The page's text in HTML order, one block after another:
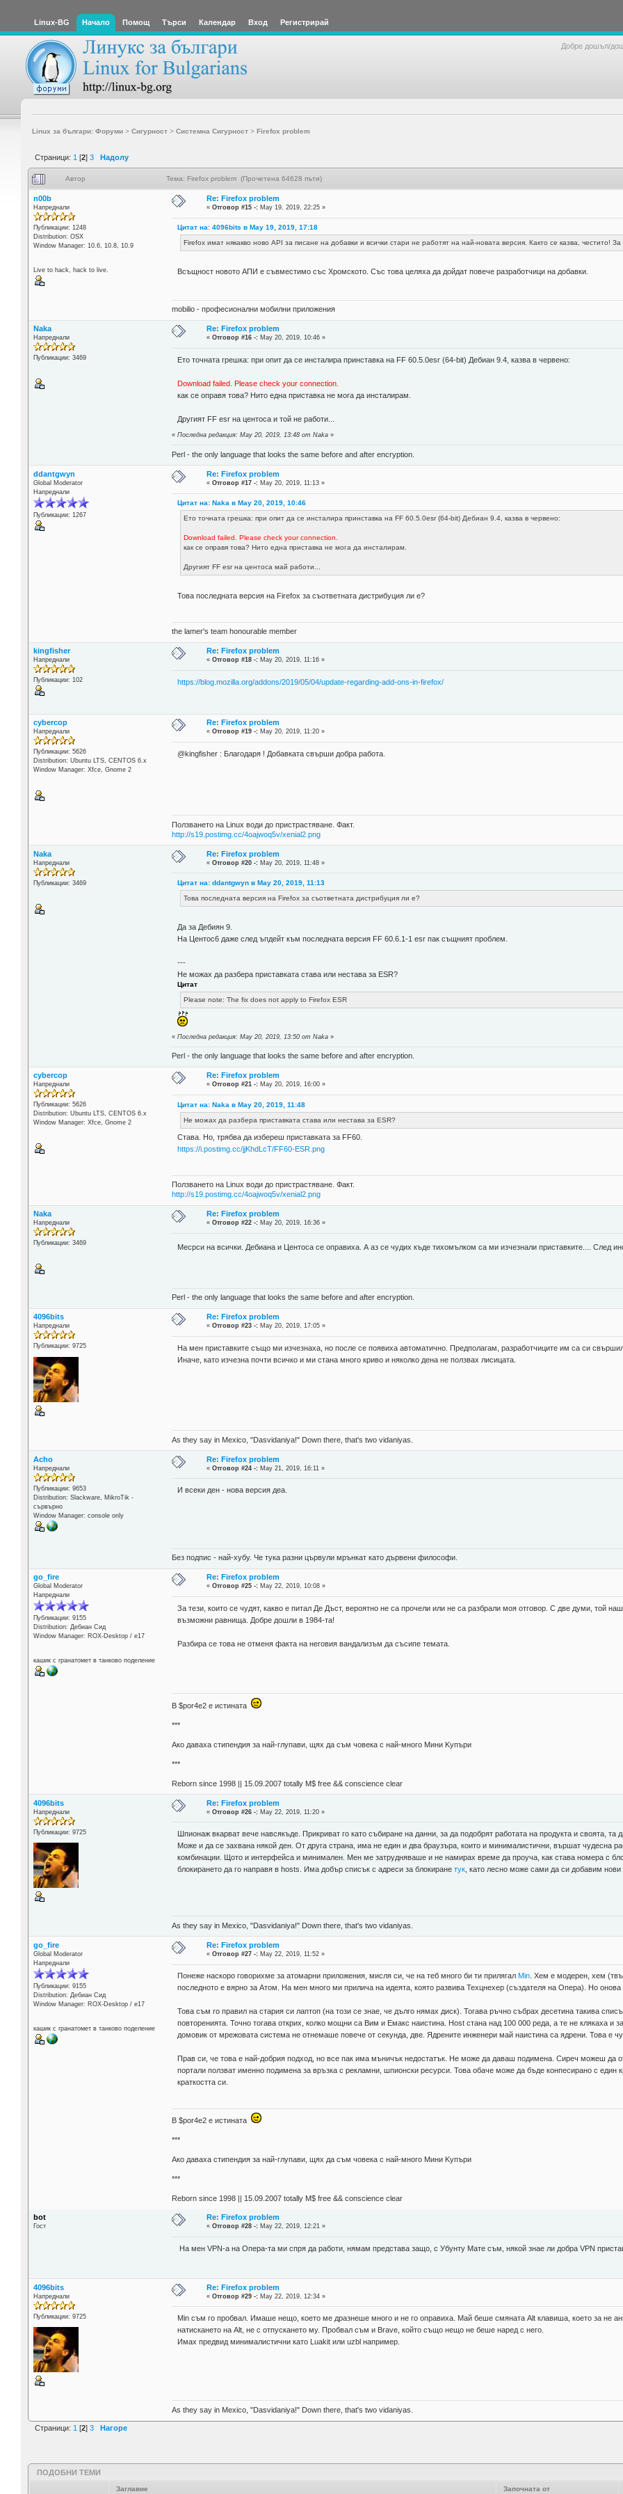
Linux-BG Начало Помощ Търси Календар Вход Регистрирай
Добре дошъл/
Linux за българи: Форуми> Сигурност> Системна Сигурност> Firefox problem
Страници: 1 [2] 3 Надолу
Автор Тема: Firefox problem (Прочетена 64628 пъти)
n00b
Напреднали
Публикации: 1248
Distribution: OSX
Window Manager: 10.6, 10.8, 10.9
Live to hack, hack to live.
Re: Firefox problem
«Отговор #15 -: May 19, 2019, 22:25 »
Цитат на: 4096bits в May 19, 2019, 17:18
Firefox имат някакво ново API за писане на добавки и всички стари не работят на най-новата версия. Както се казва, честито!
Всъщност новото АПИ е съвместимо със Хромското. Със това целяха да дойдат повече разработчици на добавки.
mobilio - професионални мобилни приложения
Naka
Напреднали
Публикации: 3469
Re: Firefox problem
«Отговор #16 -: May 20, 2019, 10:46 »
Ето точната грешка: при опит да се инсталира принставка на FF 60.5.0esr (64-bit) Дебиан 9.4, казва в червено:
Download failed. Please check your connection.
как се оправя това? Нито една приставка не мога да инсталирам.
Другият FF esr на центоса и той не работи...
«Последна редакция: May 20, 2019, 13:48 от Naka »
Perl - the only language that looks the same before and after encryption.
ddantgwyn
Global Moderator
Напреднали
Публикации: 1267
Re: Firefox problem
«Отговор #17 -: May 20, 2019, 11:13 »
Цитат на: Naka в May 20, 2019, 10:46
Ето точната грешка: при опит да се инсталира принставка на FF 60.5.0esr (64-bit) Дебиан 9.4, казва в червено:
Download failed. Please check your connection.
как се оправя това? Нито една приставка не мога да инсталирам.
Другият FF esr на центоса май работи...
Това последната версия на Firefox за съответната дистрибуция ли е?
the lamer's team honourable member
kingfisher
Напреднали
Публикации: 102
Re: Firefox problem
«Отговор #18 -: May 20, 2019, 11:16 »
https://blog.mozilla.org/addons/2019/05/04/update-regarding-add-ons-in-firefox/
cybercop
Напреднали
Публикации: 5626
Distribution: Ubuntu LTS, CENTOS 6.x
Window Manager: Xfce, Gnome 2
Re: Firefox problem
«Отговор #19 -: May 20, 2019, 11:20 »
@kingfisher : Благодаря ! Добавката свърши добра работа.
Ползването на Linux води до пристрастяване. Факт.
http://s19.postimg.cc/4oajwoq5v/xenial2.png
Naka
Напреднали
Публикации: 3469
Re: Firefox problem
«Отговор #20 -: May 20, 2019, 11:48 »
Цитат на: ddantgwyn в May 20, 2019, 11:13
Това последната версия на Firefox за съответната дистрибуция ли е?
Да за Дебиян 9.
На Центос6 даже след ъпдейт към последната версия FF 60.6.1-1 esr пак същният проблем.
---
Не можах да разбера приставката става или нестава за ESR?
Цитат
Please note: The fix does not apply to Firefox ESR
«Последна редакция: May 20, 2019, 13:50 от Naka »
Perl - the only language that looks the same before and after encryption.
cybercop
Напреднали
Публикации: 5626
Distribution: Ubuntu LTS, CENTOS 6.x
Window Manager: Xfce, Gnome 2
Re: Firefox problem
«Отговор #21 -: May 20, 2019, 16:00 »
Цитат на: Naka в May 20, 2019, 11:48
Не можах да разбера приставката става или нестава за ESR?
Става. Но, трябва да избереш приставката за FF60.
https://i.postimg.cc/jjKhdLcT/FF60-ESR.png
Ползването на Linux води до пристрастяване. Факт.
http://s19.postimg.cc/4oajwoq5v/xenial2.png
Naka
Напреднали
Публикации: 3469
Re: Firefox problem
«Отговор #22 -: May 20, 2019, 16:36 »
Месрси на всички. Дебиана и Центоса се оправиха. А аз се чудих къде тихомълком са ми изчезнали приставките.... След
Perl - the only language that looks the same before and after encryption.
4096bits
Напреднали
Публикации: 9725
Re: Firefox problem
«Отговор #23 -: May 20, 2019, 17:05 »
На мен приставките също ми изчезнаха, но после се появиха автоматично. Предполагам, разработчиците им са си
Иначе, като изчезна почти всичко и ми стана много криво и няколко дена не ползвах лисицата.
As they say in Mexico, "Dasvidaniya!" Down there, that's two vidaniyas.
Acho
Напреднали
Публикации: 9653
Distribution: Slackware, MikroTik -
сървърно
Window Manager: console only
Re: Firefox problem
«Отговор #24 -: May 21, 2019, 16:11 »
И всеки ден - нова версия деа.
Без подпис - най-хубу. Че тука разни цървули мрънкат като дървени философи.
go_fire
Global Moderator
Напреднали
Публикации: 9155
Distribution: Дебиан Сид
Window Manager: ROX-Desktop / е17
кашик с гранатомет в танково поделение
Re: Firefox problem
«Отговор #25 -: May 22, 2019, 10:08 »
За тези, които се чудят, какво е питал Де Дъст, вероятно не са прочели или не са разбрали моя отговор. С две думи, той
възможни равнища. Добре дошли в 1984-та!
Разбира се това не отменя факта на неговия вандализъм да съсипе темата.
В $por4e2 e истината
***
Aко даваха стипендия за най-глупави, щях да съм човека с най-много Mини Kупъри
***
Reborn since 1998 || 15.09.2007 totally М$ free && conscience clear
4096bits
Напреднали
Публикации: 9725
Re: Firefox problem
«Отговор #26 -: May 22, 2019, 11:20 »
Шпионаж вкарват вече навсякъде. Прикриват го като събиране на данни, за да подобрят работата на продукта и своята,
Може и да се захвана някой ден. От друга страна, има не един и два браузъра, които и минималистични, вършат чудесна
комбинации. Щото и интерфейса и минимален. Мен ме затрудняваше и не намирах време да проуча, как става номера с
блокирането да го направя в hosts. Има добър списък с адреси за блокиранетук , като лесно може сами да си добавим нови
As they say in Mexico, "Dasvidaniya!" Down there, that's two vidaniyas.
go_fire
Global Moderator
Напреднали
Публикации: 9155
Distribution: Дебиан Сид
Window Manager: ROX-Desktop / е17
кашик с гранатомет в танково поделение
Re: Firefox problem
«Отговор #27 -: May 22, 2019, 11:52 »
Понеже наскоро говорихме за атомарни приложения, мисля си, че на теб много би ти прилягалMin . Хем е модерен, хем
последното е вярно за Атом. На мен много ми прилича на идеята, която развива Техцнехер (създателя на Опера). Но онова
Това съм го правил на стария си лаптоп (на този се знае, че дълго нямах диск). Тогава ръчно събрах десетина такива
повторенията. Точно тогава открих, колко мощни са Вим и Емакс наистина. Host стана над 100 000 реда, а те не клякаха и
домовик от мрежовата система не отнемаше повече от секунда, две. Ядрените инженери май наистина са ядрени. Това е
Прав си, че това е най-добрия подход, но все пак има мъничък недостатък. Не може да даваш подимена. Сиреч можеш да
портали ползват именно подимена за връзка с рекламни, шпионски ресурси. Това обаче може да бъде конпесирано с
краткостта си.
В $por4e2 e истината
***
Aко даваха стипендия за най-глупави, щях да съм човека с най-много Mини Kупъри
***
Reborn since 1998 || 15.09.2007 totally М$ free && conscience clear
bot
Гост
Re: Firefox problem
«Отговор #28 -: May 22, 2019, 12:21 »
На мен VPN-a на Опера-та ми спря да работи, нямам представа защо, с Убунту Мате съм, някой знае ли добра VPN
4096bits
Напреднали
Публикации: 9725
Re: Firefox problem
«Отговор #29 -: May 22, 2019, 12:34 »
Min съм го пробвал. Имаше нещо, което ме дразнеше много и не го оправиха. Май беше смяната Alt клавиша, което за не
натискането на Alt, не с отпускането му. Пробвал съм и Brave, който също нещо не беше наред с него.
Имах предвид минималистични като Luakit или uzbl например.
As they say in Mexico, "Dasvidaniya!" Down there, that's two vidaniyas.
Страници: 1 [2] 3 Нагоре
ПОДОБНИ ТЕМИ
Заглавие Започната от